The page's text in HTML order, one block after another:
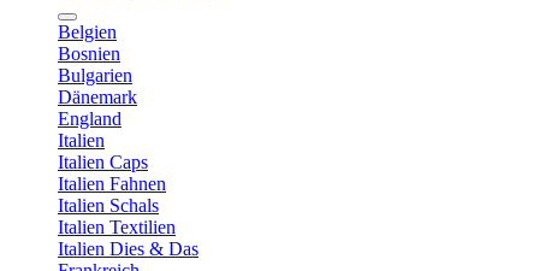
Belgien
Bosnien
Bulgarien
Dänemark
England
Italien
Italien Caps
Italien Fahnen
Italien Schals
Italien Textilien
Italien Dies & Das